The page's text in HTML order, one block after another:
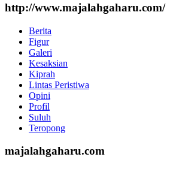
http://www.majalahgaharu.com/
Berita
Figur
Galeri
Kesaksian
Kiprah
Lintas Peristiwa
Opini
Profil
Suluh
Teropong
majalahgaharu.com